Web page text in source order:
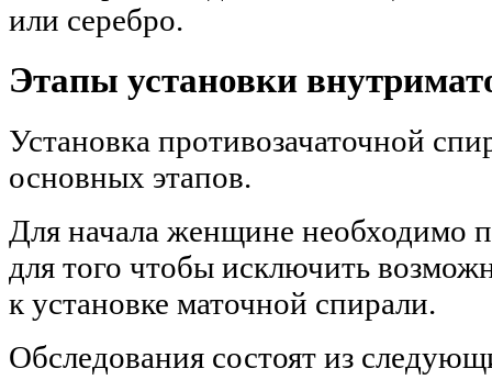
или серебро.
Этапы установки
Установка противозачаточной
основных этапов.
Для начала женщине необходимо
для того чтобы исключить
к установке маточной спирали.
Обследования состоят из